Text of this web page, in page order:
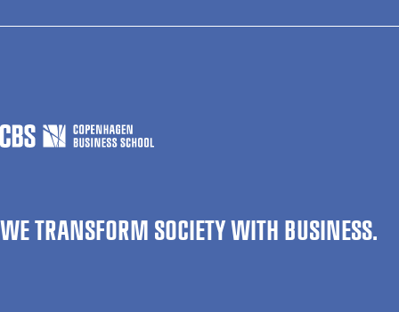
WE TRANSFORM SOCIETY WITH BUSINESS.